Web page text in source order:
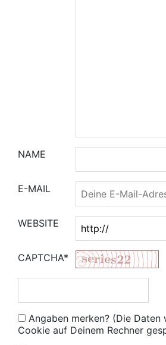
NAME
E-MAIL
WEBSITE
CAPTCHA*
Angaben merken? (Die Daten
Cookie auf Deinem Rechner